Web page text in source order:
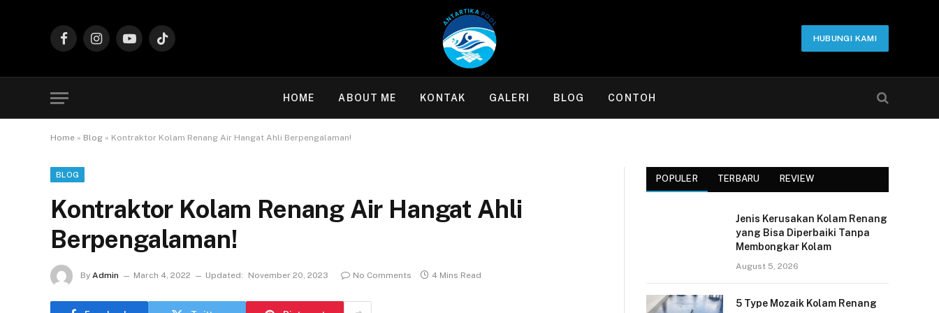
FacebookInstagramYouTubeTikTok
HUBUNGI KAMI
HOME ABOUT ME KONTAK GALERI BLOG CONTOH
Home » Blog » Kontraktor Kolam Renang Air Hangat Ahli Berpengalaman!
BLOG
Kontraktor Kolam Renang Air Hangat Ahli
Berpengalaman!
By Admin March 4, 2022 Updated: November 20, 2023 No Comments 4 Mins Read
POPULER TERBARU REVIEW
Jenis Kerusakan Kolam Renang
yang Bisa Diperbaiki Tanpa
Membongkar Kolam
August 5, 2026
5 Type Mozaik Kolam Renang